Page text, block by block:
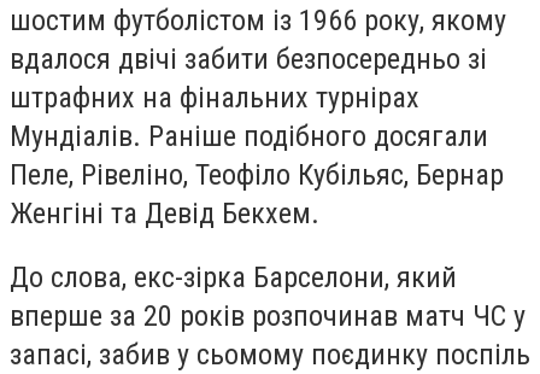
шостим футболістом із 1966 року, якому
вдалося двічі забити безпосередньо зі
штрафних на фінальних турнірах
Мундіалів. Раніше подібного досягали
Пеле, Рівеліно, Теофіло Кубільяс, Бернар
Женгіні та Девід Бекхем.
До слова, екс-зірка Барселони, який
вперше за 20 років розпочинав матч ЧС у
запасі, забив у сьомому поєдинку поспіль